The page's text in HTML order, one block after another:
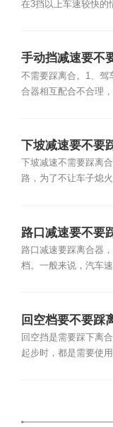
在3挡以上车速较快的
手动挡减速要不
不需要踩离合。1、驾
合器相互配合不合理，
下坡减速要不要
下坡减速不需要踩离
路，为了不让车子熄
路口减速要不要
路口减速要踩离合器
档。一般来说，汽车
回空档要不要踩
回空挡是需要踩下离
起步时，都是需要使